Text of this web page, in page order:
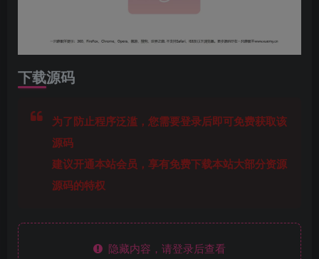
下载源码
为了防止程序泛滥，您需要登录后即可免费获取该
源码
建议开通本站会员，享有免费下载本站大部分资源
源码的特权
隐藏内容，请登录后查看